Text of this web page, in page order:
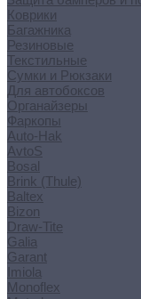
Коврики
Багажника
Резиновые
Текстильные
Сумки и Рюкзаки
Для автобоксов
Органайзеры
Фаркопы
Auto-Hak
AvtoS
Bosal
Brink (Thule)
Baltex
Bizon
Draw-Tite
Galia
Garant
Imiola
Monoflex